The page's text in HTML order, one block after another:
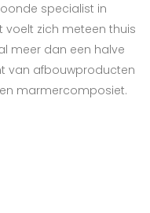
specialist in
zich meteen thuis
meer dan een halve
van afbouwproducten
marmercomposiet.